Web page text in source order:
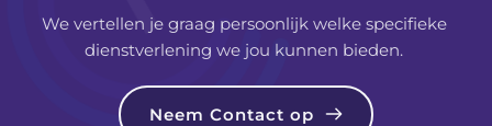
We vertellen je graag persoonlijk welke specifieke
dienstverlening we jou kunnen bieden.
Neem Contact op